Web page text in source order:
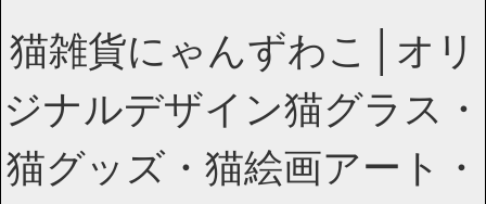
猫雑貨にゃんずわこ│オリ
ジナルデザイン猫グラス・
猫グッズ・猫絵画アート・